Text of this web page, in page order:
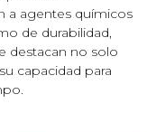
a agentes químicos
de durabilidad,
destacan no solo
capacidad para